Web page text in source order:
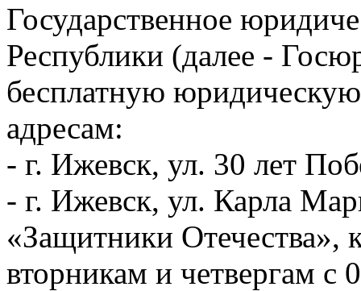
Государственное
Республики (далее -
бесплатную
адресам:
- г. Ижевск, ул. 30 лет
- г. Ижевск, ул. Карла
«Защитники Отечества»,
вторникам и четвергам с